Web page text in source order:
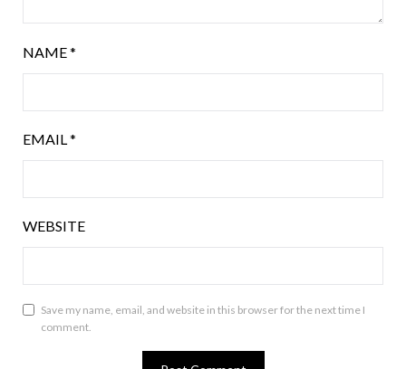
NAME*
EMAIL*
WEBSITE
Save my name, email, and website in this browser for the next time I
comment.